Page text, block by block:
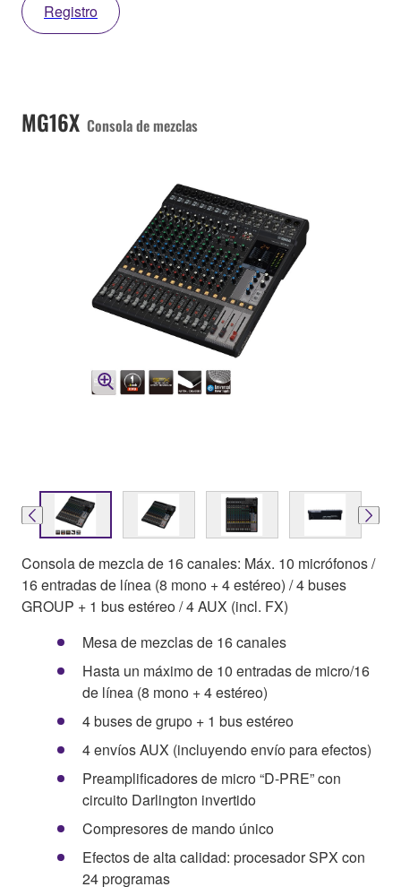
Registro
MG16X Consola de mezclas
Consola de mezcla de 16 canales: Máx. 10 micrófonos /
16 entradas de línea (8 mono + 4 estéreo) / 4 buses
GROUP + 1 bus estéreo / 4 AUX (incl. FX)
Mesa de mezclas de 16 canales
Hasta un máximo de 10 entradas de micro/16
de línea (8 mono + 4 estéreo)
4 buses de grupo + 1 bus estéreo
4 envíos AUX (incluyendo envío para efectos)
Preamplificadores de micro “D-PRE” con
circuito Darlington invertido
Compresores de mando único
Efectos de alta calidad: procesador SPX con
24 programas